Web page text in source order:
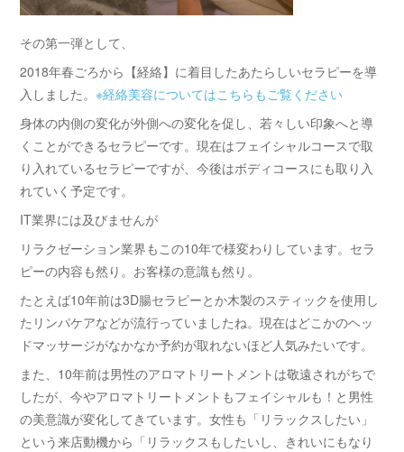
その第一弾として、
2018年春ごろから【経絡】に着目したあたらしいセラピーを導
入しました。※経絡美容についてはこちらもご覧ください
身体の内側の変化が外側への変化を促し、若々しい印象へと導
くことができるセラピーです。現在はフェイシャルコースで取
り入れているセラピーですが、今後はボディコースにも取り入
れていく予定です。
IT業界には及びませんが
リラクゼーション業界もこの10年で様変わりしています。セラ
ピーの内容も然り。お客様の意識も然り。
たとえば10年前は3D腸セラピーとか木製のスティックを使用し
たリンパケアなどが流行っていましたね。現在はどこかのヘッ
ドマッサージがなかなか予約が取れないほど人気みたいです。
また、10年前は男性のアロマトリートメントは敬遠されがちで
したが、今やアロマトリートメントもフェイシャルも！と男性
の美意識が変化してきています。女性も「リラックスしたい」
という来店動機から「リラックスもしたいし、きれいにもなり